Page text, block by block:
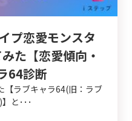
プ恋愛モンスタ
た【恋愛傾向・
64診断
【ラブキャラ64(旧：ラブ
と･･･